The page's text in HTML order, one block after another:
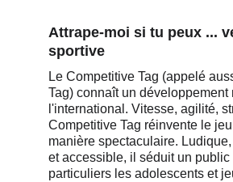
Attrape-moi si tu peux ...
sportive
Le Competitive Tag (appelé
Tag) connaît un développement
l'international. Vitesse, agilité,
Competitive Tag réinvente le
manière spectaculaire.
et accessible, il séduit un public
particuliers les adolescents et